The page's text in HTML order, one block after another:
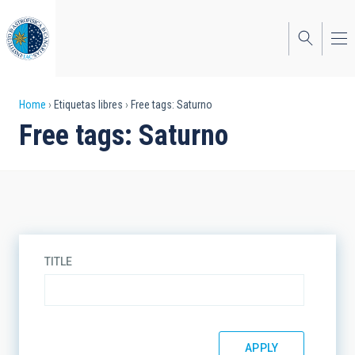
to
main
content
Breadcrumb
Home Etiquetas libres Free tags: Saturno
Free tags: Saturno
TITLE